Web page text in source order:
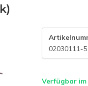
02030111-5
Verfügbar